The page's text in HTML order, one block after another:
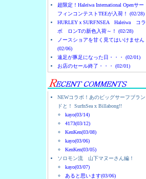
超限定！Haleiwa International Openサー
フィンコンテストTEEが入荷！ (02/28)
HURLEYｘSURFNSEA Haleiwa コラ
ボ ロンTの新色入荷～！ (02/28)
ノースショアを甘く見てはいけません
(02/06)
遠足が豚足になった日・・・ (02/01)
お店のセール終了・・・ (02/01)
NEWコラボ！あのビッグサーフブラン
ドと！ SurfnSea x Billabong!!
kayo(03/14)
4173(03/12)
KenKen(03/08)
kayo(03/06)
KenKen(03/05)
ソロモン流 山下マヌーさん編！
kayo(03/07)
あると思います(03/06)